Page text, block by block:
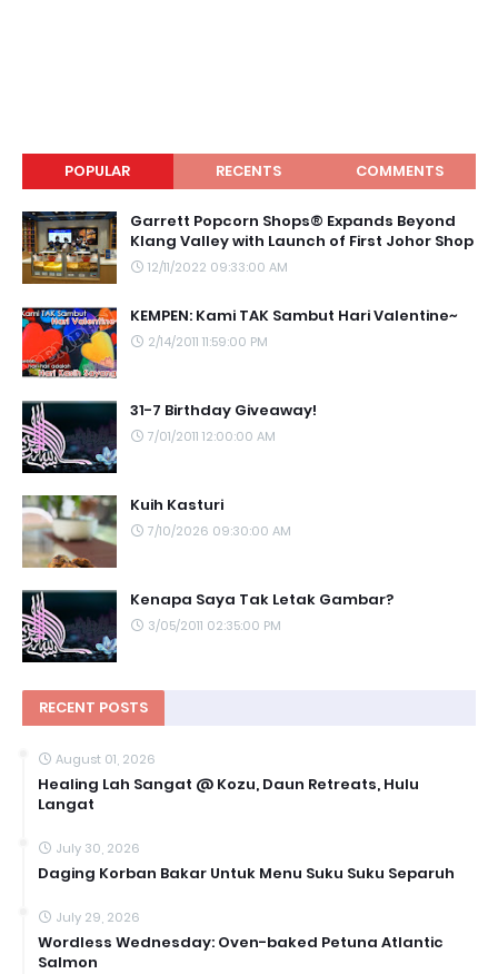
POPULAR RECENTS COMMENTS
Garrett Popcorn Shops® Expands Beyond
Klang Valley with Launch of First Johor Shop
12/11/2022 09:33:00 AM
KEMPEN: Kami TAK Sambut Hari Valentine~
2/14/2011 11:59:00 PM
31-7 Birthday Giveaway!
7/01/2011 12:00:00 AM
Kuih Kasturi
7/10/2026 09:30:00 AM
Kenapa Saya Tak Letak Gambar?
3/05/2011 02:35:00 PM
RECENT POSTS
August 01, 2026
Healing Lah Sangat @ Kozu, Daun Retreats, Hulu
Langat
July 30, 2026
Daging Korban Bakar Untuk Menu Suku Suku Separuh
July 29, 2026
Wordless Wednesday: Oven-baked Petuna Atlantic
Salmon